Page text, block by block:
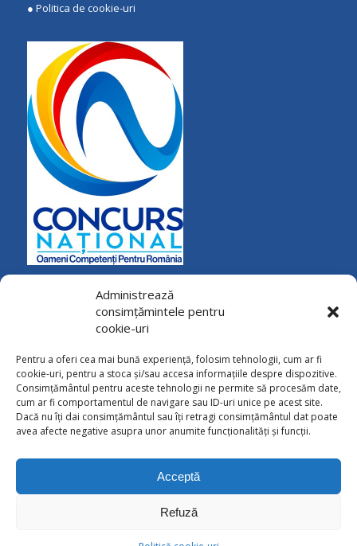
Administrează
consimțămintele pentru
cookie-uri
Pentru a oferi cea mai bună experiență, folosim tehnologii, cum ar fi
cookie-uri, pentru a stoca și/sau accesa informațiile despre dispozitive.
Consimțământul pentru aceste tehnologii ne permite să procesăm date,
cum ar fi comportamentul de navigare sau ID-uri unice pe acest site.
Dacă nu îți dai consimțământul sau îți retragi consimțământul dat poate
avea afecte negative asupra unor anumite funcționalități și funcții.
Acceptă
Refuză
● Politica de cookie-uri
Calea Naţională 85, Botoşani
Tel: 0231 / 536724; 0231 / 536725
Fax: 0231 / 513517
E-mail: pensii.botosani@cnpp.ro